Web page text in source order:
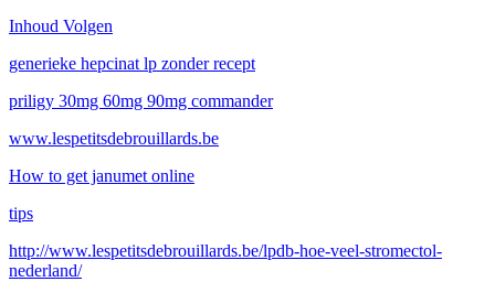
Inhoud Volgen
generieke hepcinat lp zonder recept
priligy 30mg 60mg 90mg commander
www.lespetitsdebrouillards.be
How to get janumet online
tips
http://www.lespetitsdebrouillards.be/lpdb-hoe-veel-stromectol-
nederland/